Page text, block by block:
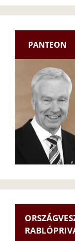
PANTEON